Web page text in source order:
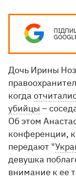
Дочь Ирины
когда
убийцы –
Об этом
конференции,
передают "
девушка
внимание к ее